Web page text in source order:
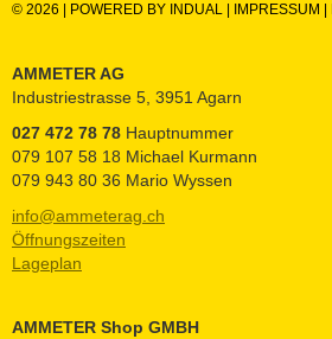
© 2026 | POWERED BY INDUAL IMPRESSUM
AMMETER AG
Industriestrasse 5, 3951 Agarn
027 472 78 78 Hauptnummer
079 107 58 18 Michael Kurmann
079 943 80 36 Mario Wyssen
info@ammeterag.ch
Öffnungszeiten
Lageplan
AMMETER Shop GMBH